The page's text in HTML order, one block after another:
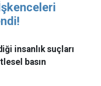
insanlık suçları
basın